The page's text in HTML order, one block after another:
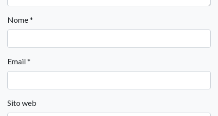
Nome*
Email*
Sito web